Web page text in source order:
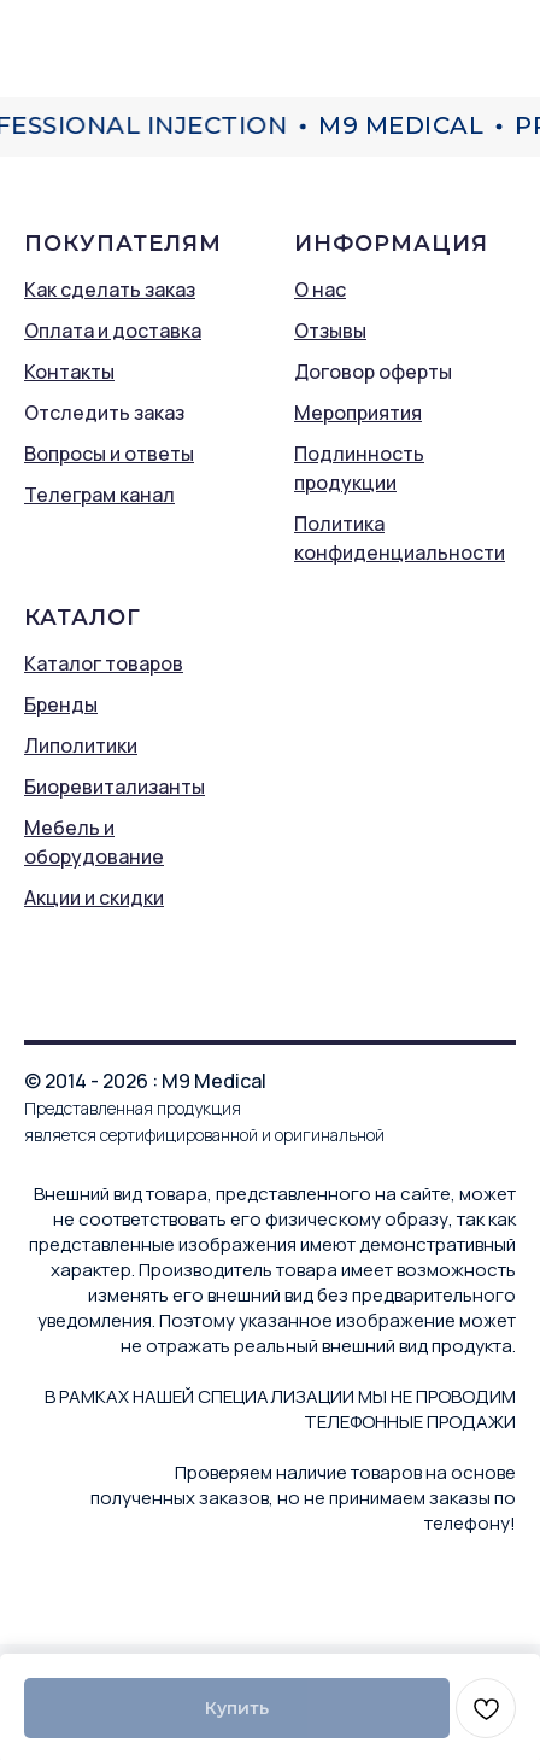
Купить
INJECTION M9 MEDICAL
ПОКУПАТЕЛЯМ
Как сделать заказ
Оплата и доставка
Контакты
Отследить заказ
Вопросы и ответы
Телеграм канал
ИНФОРМАЦИЯ
О нас
Отзывы
Договор оферты
Мероприятия
Подлинность
продукции
Политика
конфиденциальности
КАТАЛОГ
Каталог товаров
Бренды
Липолитики
Биоревитализанты
Мебель и
оборудование
Акции и скидки
© 2014 - 2026 : M9 Medical
Представленная продукция
является сертифицированной и оригинальной
Внешний вид товара, представленного на сайте, может
не соответствовать его физическому образу, так как
представленные изображения имеют демонстративный
характер. Производитель товара имеет возможность
изменять его внешний вид без предварительного
уведомления. Поэтому указанное изображение может
не отражать реальный внешний вид продукта.
В РАМКАХ НАШЕЙ СПЕЦИАЛИЗАЦИИ МЫ НЕ ПРОВОДИМ
ТЕЛЕФОННЫЕ ПРОДАЖИ
Проверяем наличие товаров на основе
полученных заказов, но не принимаем заказы по
телефону!